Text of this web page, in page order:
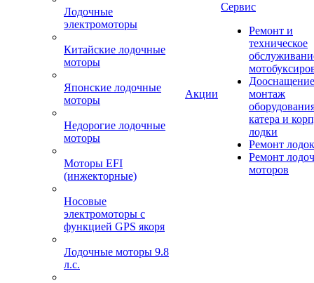
Лодочные
электромоторы
Китайские лодочные
моторы
Японские лодочные
моторы
Недорогие лодочные
моторы
Моторы EFI
(инжекторные)
Носовые
электромоторы с
функцией GPS якоря
Лодочные моторы 9.8
л.с.
Акции
Сервис
Ремонт и
техническое
монтаж
катера и
лодки
Ремонт
Ремонт
моторов